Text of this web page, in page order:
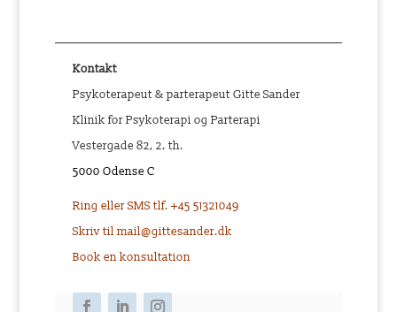
Kontakt
Psykoterapeut & parterapeut Gitte Sander
Klinik for Psykoterapi og Parterapi
Vestergade 82, 2. th.
5000 Odense C
Ring eller SMS tlf. +45 51321049
Skriv til mail@gittesander.dk
Book en konsultation